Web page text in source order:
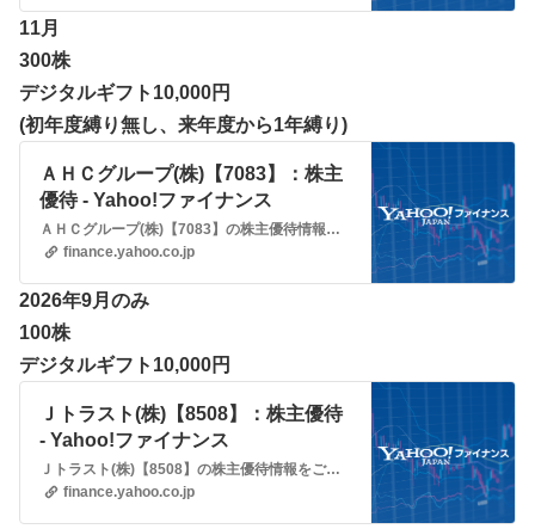
11月
300株
デジタルギフト10,000円
(初年度縛り無し、来年度から1年縛り)
ＡＨＣグループ(株)【7083】：株主
優待 - Yahoo!ファイナンス
ＡＨＣグループ(株)【7083】の株主優待情報をご覧いただけます。Yahoo!ファイナンスでは株価速報、チャート、ランキング、ポートフォリオ、ニュース、掲示板など投資判断に役立つ情報を掲載しています。
finance.yahoo.co.jp
2026年9月のみ
100株
デジタルギフト10,000円
Ｊトラスト(株)【8508】：株主優待
- Yahoo!ファイナンス
Ｊトラスト(株)【8508】の株主優待情報をご覧いただけます。Yahoo!ファイナンスでは株価速報、チャート、ランキング、ポートフォリオ、ニュース、掲示板など投資判断に役立つ情報を掲載しています。
finance.yahoo.co.jp